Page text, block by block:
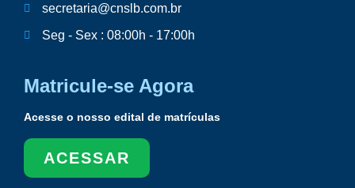
secretaria@cnslb.com.br
Seg - Sex : 08:00h - 17:00h
Matricule-se Agora
Acesse o nosso edital de matrículas
ACESSAR